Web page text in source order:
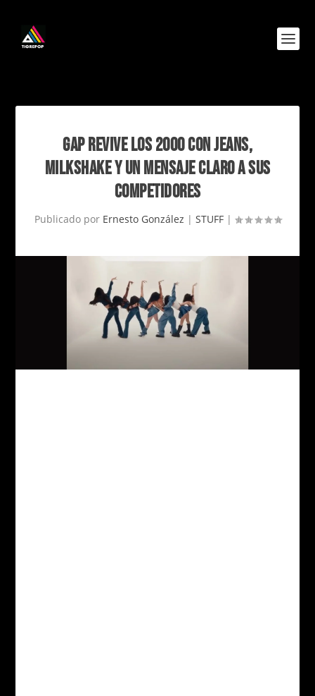
GAP REVIVE LOS 2000 CON JEANS,
MILKSHAKE Y UN MENSAJE CLARO A SUS
COMPETIDORES
Publicado por Ernesto González | STUFF|